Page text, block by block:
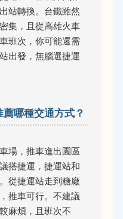
站轉換。台鐵雖然
集，且從高雄火車
班次，你可能還需
出發，無腦選捷運
哪種交通方式？
場，推車進出園區
搭捷運，捷運站和
從捷運站走到糖廠
推車可行。不建議
麻煩，且班次不